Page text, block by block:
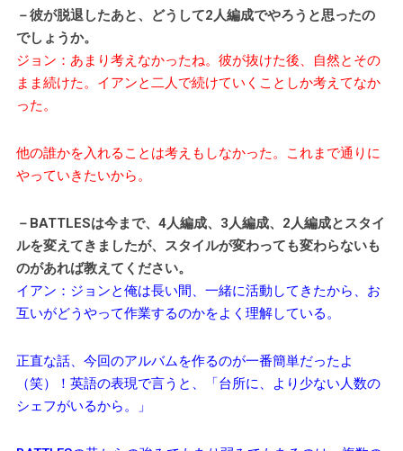
－彼が脱退したあと、どうして2人編成でやろうと思ったの
でしょうか。
ジョン：あまり考えなかったね。彼が抜けた後、自然とその
まま続けた。イアンと二人で続けていくことしか考えてなか
った。
他の誰かを入れることは考えもしなかった。これまで通りに
やっていきたいから。
－BATTLESは今まで、4人編成、3人編成、2人編成とスタイ
ルを変えてきましたが、スタイルが変わっても変わらないも
のがあれば教えてください。
イアン：ジョンと俺は長い間、一緒に活動してきたから、お
互いがどうやって作業するのかをよく理解している。
正直な話、今回のアルバムを作るのが一番簡単だったよ
（笑）！英語の表現で言うと、「台所に、より少ない人数の
シェフがいるから。」